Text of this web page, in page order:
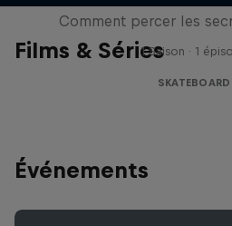
Films & Séries
Comment percer les
1 Saison · 1
SKATEBOARD
Événements